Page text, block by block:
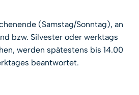
(Samstag/Sonntag), an
bzw. Silvester oder werktags
werden spätestens bis 14.00
beantwortet.